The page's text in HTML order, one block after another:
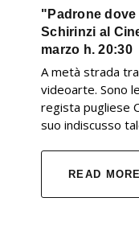
"Padrone
Schirinzi al
marzo h. 20:30
A metà strada
videoarte. Sono
regista pugliese
suo indiscusso
READ MORE